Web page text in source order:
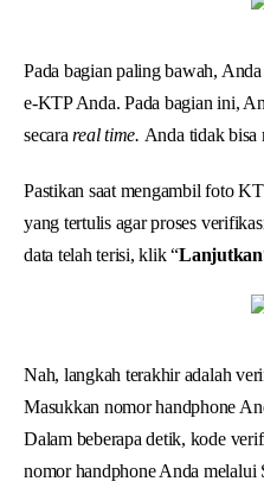
Pada bagian paling bawah,
e-KTP Anda. Pada bagian ini,
secarareal time. Anda tidak bisa
Pastikan saat mengambil foto
yang tertulis agar proses
data telah terisi, klik “Lanjutkan
Nah, langkah terakhir adalah
Masukkan nomor handphone
Dalam beberapa detik, kode
nomor handphone Anda melalui